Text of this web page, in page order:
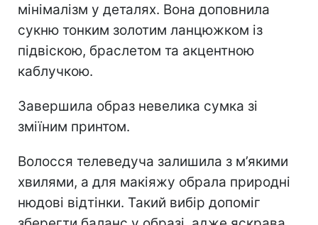
мінімалізм у деталях. Вона доповнила
сукню тонким золотим ланцюжком із
підвіскою, браслетом та акцентною
каблучкою.
Завершила образ невелика сумка зі
зміїним принтом.
Волосся телеведуча залишила з м’якими
хвилями, а для макіяжу обрала природні
нюдові відтінки. Такий вибір допоміг